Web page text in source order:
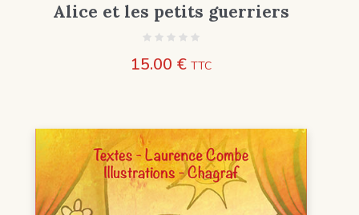
Alice et les petits guerriers
15.00 € TTC